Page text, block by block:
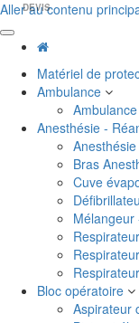
Aller au contenu
Matériel de
Ambulance
Anesthésie -
Bras
Cuve
Bloc opératoire
Aspirateur
DEVIS